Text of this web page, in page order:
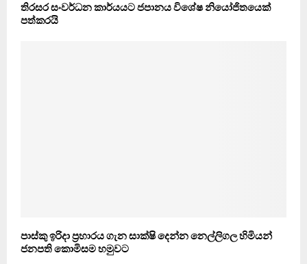
තිරසර සංවර්ධන කාර්යයට ජපානය විශේෂ නියෝජිතයෙක්
පත්කරයි
පාස්කු ඉරිදා ප්‍රහාරය ගැන සාක්ෂි දෙන්න නෙල්ලිගල හිමියන්
ජනපති කොමිසම හමුවට